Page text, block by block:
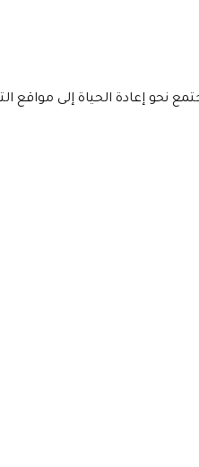
إعادة الحياة إلى مواقع